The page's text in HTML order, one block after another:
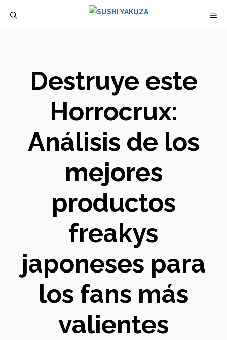
Destruye este
Horrocrux:
Análisis de los
mejores
productos
freakys
japoneses para
los fans más
valientes